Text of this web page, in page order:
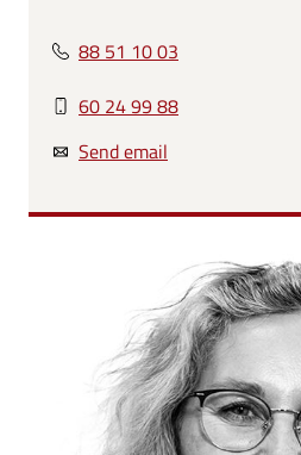
88 51 10 03
60 24 99 88
Send email